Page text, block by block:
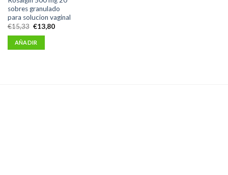
sobres granulado
para solucion vaginal
€15,33 El
precio
original
era:
€15,33.
€13,80El
AÑADIR